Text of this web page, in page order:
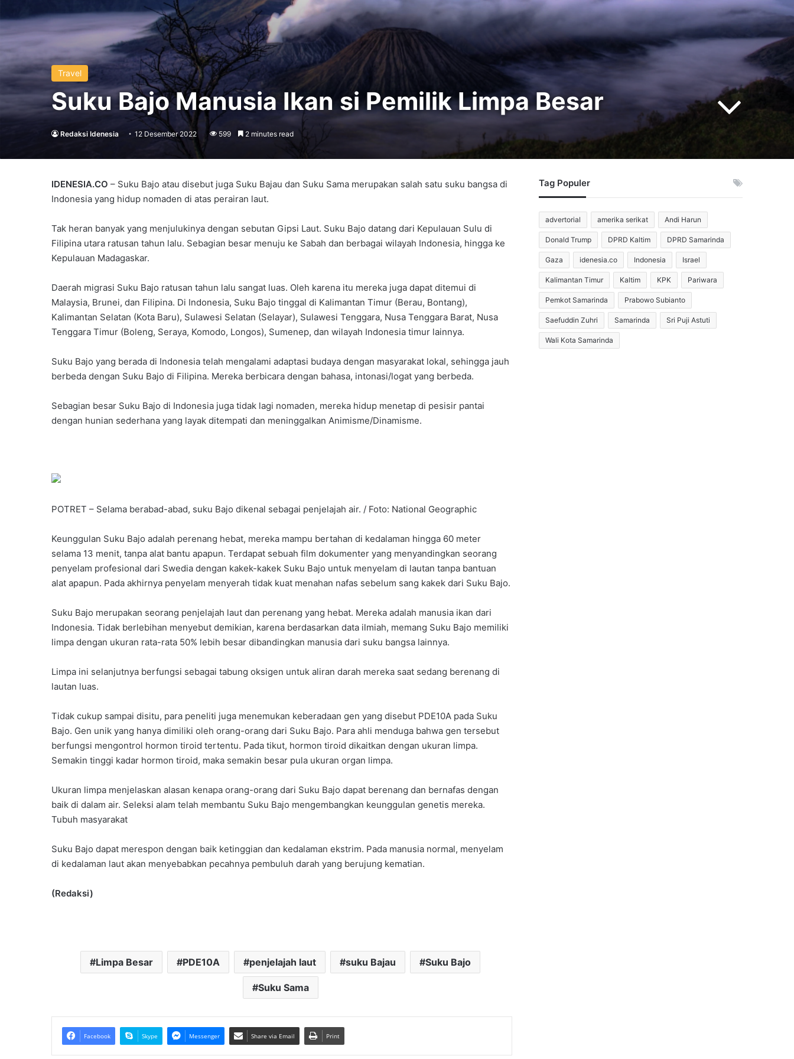
Travel
Suku Bajo Manusia Ikan si Pemilik Limpa Besar
Redaksi Idenesia 12 Desember 2022 599 2 minutes read
IDENESIA.CO – Suku Bajo atau disebut juga Suku Bajau dan Suku Sama merupakan salah satu suku bangsa di
Indonesia yang hidup nomaden di atas perairan laut.
Tak heran banyak yang menjulukinya dengan sebutan Gipsi Laut. Suku Bajo datang dari Kepulauan Sulu di
Filipina utara ratusan tahun lalu. Sebagian besar menuju ke Sabah dan berbagai wilayah Indonesia, hingga ke
Kepulauan Madagaskar.
Daerah migrasi Suku Bajo ratusan tahun lalu sangat luas. Oleh karena itu mereka juga dapat ditemui di
Malaysia, Brunei, dan Filipina. Di Indonesia, Suku Bajo tinggal di Kalimantan Timur (Berau, Bontang),
Kalimantan Selatan (Kota Baru), Sulawesi Selatan (Selayar), Sulawesi Tenggara, Nusa Tenggara Barat, Nusa
Tenggara Timur (Boleng, Seraya, Komodo, Longos), Sumenep, dan wilayah Indonesia timur lainnya.
Suku Bajo yang berada di Indonesia telah mengalami adaptasi budaya dengan masyarakat lokal, sehingga jauh
berbeda dengan Suku Bajo di Filipina. Mereka berbicara dengan bahasa, intonasi/logat yang berbeda.
Sebagian besar Suku Bajo di Indonesia juga tidak lagi nomaden, mereka hidup menetap di pesisir pantai
dengan hunian sederhana yang layak ditempati dan meninggalkan Animisme/Dinamisme.
POTRET – Selama berabad-abad, suku Bajo dikenal sebagai penjelajah air. / Foto: National Geographic
Keunggulan Suku Bajo adalah perenang hebat, mereka mampu bertahan di kedalaman hingga 60 meter
selama 13 menit, tanpa alat bantu apapun. Terdapat sebuah film dokumenter yang menyandingkan seorang
penyelam profesional dari Swedia dengan kakek-kakek Suku Bajo untuk menyelam di lautan tanpa bantuan
alat apapun. Pada akhirnya penyelam menyerah tidak kuat menahan nafas sebelum sang kakek dari Suku Bajo.
Suku Bajo merupakan seorang penjelajah laut dan perenang yang hebat. Mereka adalah manusia ikan dari
Indonesia. Tidak berlebihan menyebut demikian, karena berdasarkan data ilmiah, memang Suku Bajo memiliki
limpa dengan ukuran rata-rata 50% lebih besar dibandingkan manusia dari suku bangsa lainnya.
Limpa ini selanjutnya berfungsi sebagai tabung oksigen untuk aliran darah mereka saat sedang berenang di
lautan luas.
Tidak cukup sampai disitu, para peneliti juga menemukan keberadaan gen yang disebut PDE10A pada Suku
Bajo. Gen unik yang hanya dimiliki oleh orang-orang dari Suku Bajo. Para ahli menduga bahwa gen tersebut
berfungsi mengontrol hormon tiroid tertentu. Pada tikut, hormon tiroid dikaitkan dengan ukuran limpa.
Semakin tinggi kadar hormon tiroid, maka semakin besar pula ukuran organ limpa.
Ukuran limpa menjelaskan alasan kenapa orang-orang dari Suku Bajo dapat berenang dan bernafas dengan
baik di dalam air. Seleksi alam telah membantu Suku Bajo mengembangkan keunggulan genetis mereka.
Tubuh masyarakat
Suku Bajo dapat merespon dengan baik ketinggian dan kedalaman ekstrim. Pada manusia normal, menyelam
di kedalaman laut akan menyebabkan pecahnya pembuluh darah yang berujung kematian.
(Redaksi)
Limpa Besar PDE10A penjelajah laut suku Bajau Suku Bajo
Suku Sama
Facebook Skype Messenger Share via Email Print
Tag Populer
advertorial amerika serikat Andi Harun
Donald Trump DPRD Kaltim DPRD Samarinda
Gaza idenesia.co Indonesia Israel
Kalimantan Timur Kaltim KPK Pariwara
Pemkot Samarinda Prabowo Subianto
Saefuddin Zuhri Samarinda Sri Puji Astuti
Wali Kota Samarinda